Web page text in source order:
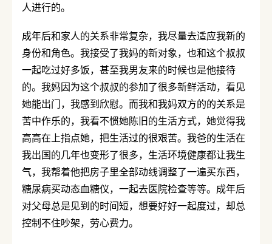
人进行的。
成年后和家人的关系非常复杂，我尽量去适应我新的
身份和角色。我接受了我妈的新对象，也和这个叔叔
一起吃过好多饭，甚至我男友来的时候也是他接待
的。我妈因为这个叔叔的参加了很多新鲜活动，看见
她能出门，我感到欣慰。而我和我妈双方的的关系是
苦中作乐的，我看不惯她陈旧的生活方式，她觉得我
高高在上指点她，把生活过的很艰苦。我爸的生活在
我出国的几年也变形了很多，生活环境健康都让我生
气，我帮着他把房子里全部动线调整了一遍买东西，
糖尿病买动态血糖仪，一起去医院检查等等。成年后
对父母总是见到的时间短，想要好好一起度过，却总
控制不住吵架，劳心费力。